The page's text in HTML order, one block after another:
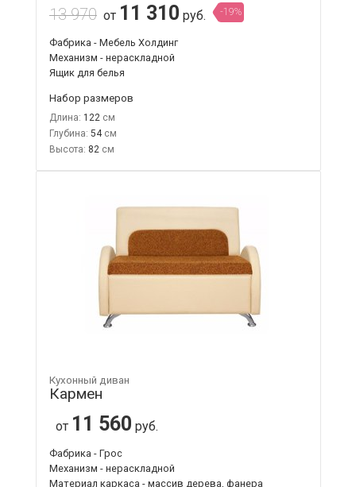
13 970 от 11 310 руб. -19%
Фабрика - Мебель Холдинг
Механизм - нераскладной
Ящик для белья
Набор размеров
Длина: 122
Глубина: 54
Высота: 82
Кухонный диван
Кармен
от 11 560 руб.
Фабрика - Грос
Механизм - нераскладной
Материал каркаса - массив дерева, фанера